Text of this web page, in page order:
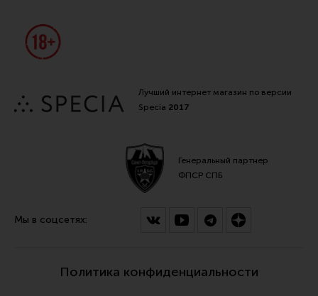
Лучший интернет магазин по версии
Specia 2017
Генеральный партнер
ФПСР СПБ
Мы в соцсетях:
Политика конфиденциальности